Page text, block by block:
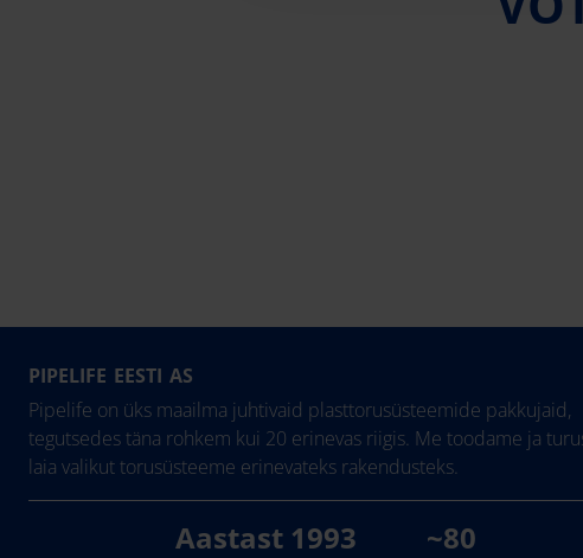
PIPELIFE EESTI AS
Pipelife on üks maailma juhtivaid plasttorusüsteemide pakkujaid,
tegutsedes täna rohkem kui 20 erinevas riigis. Me toodame ja
laia valikut torusüsteeme erinevateks rakendusteks.
Aastast 1993 ~80